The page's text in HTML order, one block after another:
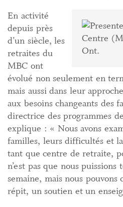
En activité
depuis près
d’un siècle, les
retraites du
MBC ont
évolué non seulement en
mais aussi dans leur
aux besoins changeants des
directrice des programmes
explique : « Nous avons
familles, leurs difficultés et
tant que centre de retraite,
n’est pas que nous
semaine, mais nous
répit, un soutien et un